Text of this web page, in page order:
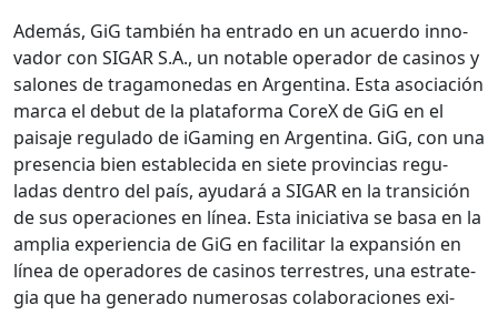
Además, GiG tam­bién ha entra­do en un acuer­do inno­
vador con SIGAR S.A., un notable oper­ador de casi­nos y
salones de trag­a­monedas en Argenti­na. Esta aso­ciación
mar­ca el debut de la platafor­ma CoreX de GiG en el
paisaje reg­u­la­do de iGam­ing en Argenti­na. GiG, con una
pres­en­cia bien estable­ci­da en siete provin­cias reg­u­
ladas den­tro del país, ayu­dará a SIGAR en la tran­si­ción
de sus opera­ciones en línea. Esta ini­cia­ti­va se basa en la
amplia expe­ri­en­cia de GiG en facil­i­tar la expan­sión en
línea de oper­adores de casi­nos ter­restres, una estrate­
gia que ha gen­er­a­do numerosas colab­o­ra­ciones exi­